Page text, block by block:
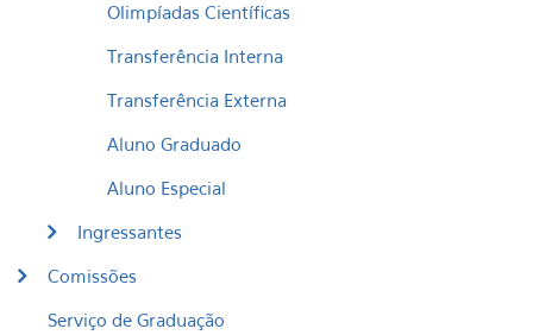
Olimpíadas Científicas
Transferência Interna
​Transferência Externa
Aluno Graduado
Aluno Especial
Ingressantes
Comissões
Serviço de Graduação